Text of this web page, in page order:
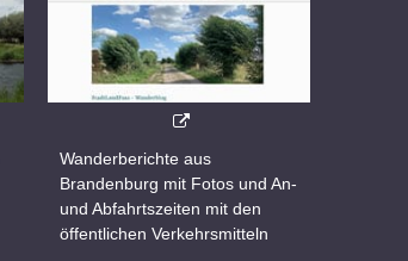
Wanderberichte aus
Brandenburg mit Fotos und An-
und Abfahrtszeiten mit den
öffentlichen Verkehrsmitteln